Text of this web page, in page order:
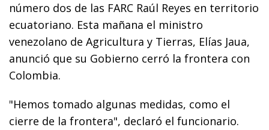
número dos de las FARC Raúl Reyes en territorio
ecuatoriano. Esta mañana el ministro
venezolano de Agricultura y Tierras, Elías Jaua,
anunció que su Gobierno cerró la frontera con
Colombia.
"Hemos tomado algunas medidas, como el
cierre de la frontera", declaró el funcionario.